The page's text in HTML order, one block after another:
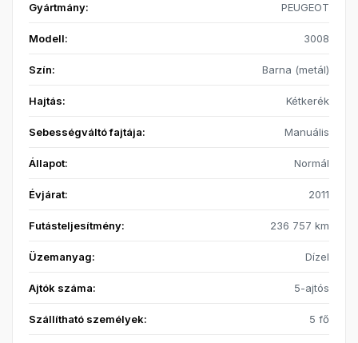
Gyártmány: PEUGEOT
Modell: 3008
Szín: Barna (metál)
Hajtás: Kétkerék
Sebességváltó fajtája: Manuális
Állapot: Normál
Évjárat: 2011
Futásteljesítmény: 236 757 km
Üzemanyag: Dízel
Ajtók száma: 5-ajtós
Szállítható személyek: 5 fő